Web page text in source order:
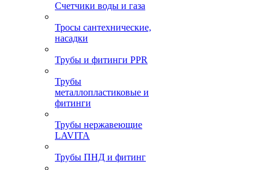
Счетчики воды и газа
Тросы сантехнические,
насадки
Трубы и фитинги PPR
Трубы
металлопластиковые и
фитинги
Трубы нержавеющие
LAVITA
Трубы ПНД и фитинг